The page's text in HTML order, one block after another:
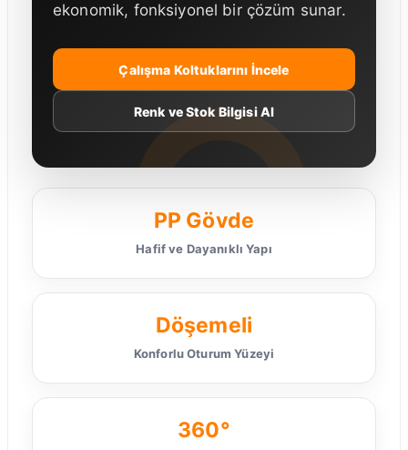
ekonomik, fonksiyonel bir çözüm sunar.
Çalışma Koltuklarını İncele
Renk ve Stok Bilgisi Al
PP Gövde
Hafif ve Dayanıklı Yapı
Döşemeli
Konforlu Oturum Yüzeyi
360°